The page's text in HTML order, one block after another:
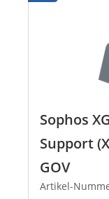
Sophos
Support
GOV
Artikel-